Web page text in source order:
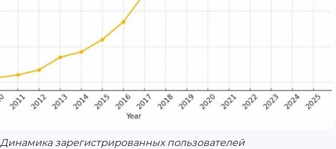
Динамика зарегистрированных пользователей